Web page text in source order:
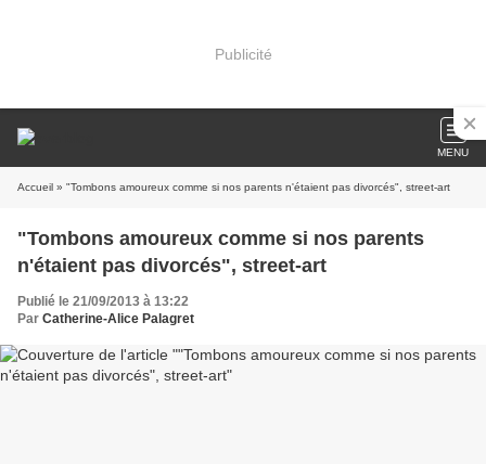
Publicité
MENU
Accueil » "Tombons amoureux comme si nos parents n'étaient pas divorcés", street-art
"Tombons amoureux comme si nos parents
n'étaient pas divorcés", street-art
Publié le 21/09/2013 à 13:22
Par Catherine-Alice Palagret